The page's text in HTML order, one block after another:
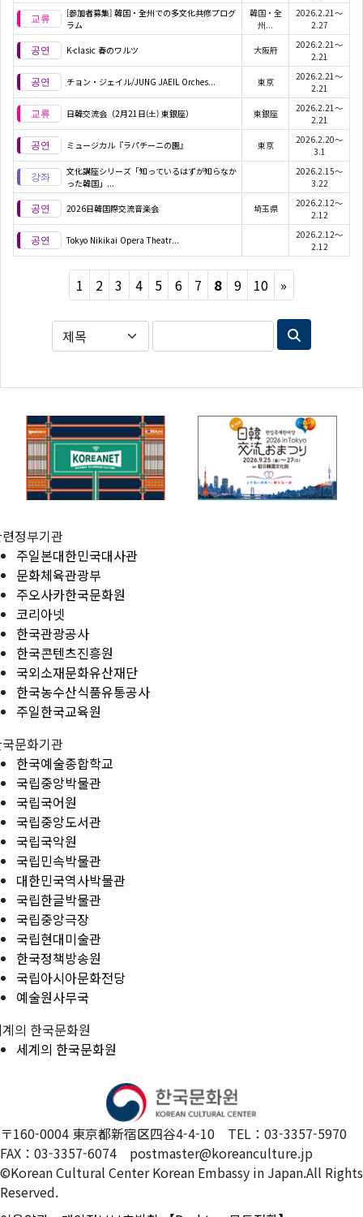
[参加者募集] 韓国・全州での多文化共修プログ
ラム
韓国・全
州...
2026.2.21～
2.27
K-clasic 春のワルツ 大阪府
2026.2.21～
2.21
チョン・ジェイル/JUNG JAEIL Orches... 東京
2026.2.21～
2.21
日韓交流会（2月21日(土) 東銀座） 東銀座
2026.2.21～
2.21
ミュージカル『ラパチーニの園』 東京
2026.2.20～
3.1
文化講座シリーズ「知っているはずが知らなか
った韓国」...
2026.2.15～
3.22
2026日韓国際交流音楽会 埼玉県
2026.2.12～
2.12
Tokyo Nikikai Opera Theatr...
2026.2.12～
2.12
1 2 3 4 5 6 7 8 9 10 »
정부기관
주일본대한민국대사관
문화체육관광부
주오사카한국문화원
코리아넷
한국관광공사
한국콘텐츠진흥원
국외소재문화유산재단
한국농수산식품유통공사
주일한국교육원
문화기관
한국예술종합학교
국립중앙박물관
국립국어원
국립중앙도서관
국립국악원
국립민속박물관
대한민국역사박물관
국립한글박물관
국립중앙극장
국립현대미술관
한국정책방송원
국립아시아문화전당
예술원사무국
의 한국문화원
세계의 한국문화원
〒160-0004 東京都新宿区四谷4-4-10 TEL：03-3357-5970
FAX：03-3357-6074 postmaster@koreanculture.jp
©Korean Cultural Center Korean Embassy in Japan.All Rights
Reserved.